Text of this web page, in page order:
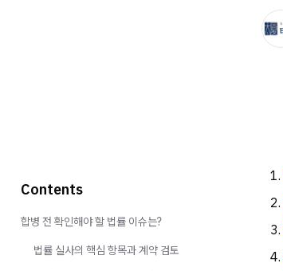
Contents
합병 전 확인해야 할 법률 이슈는?
법률 실사의 핵심 항목과 계약 검토